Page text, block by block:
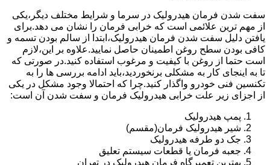
سفت شدن فرمان هیدرولیک در سرما و شرایط مختلف دیگر،یکی
از مهم ترین علائمی است که خرابی فرمان را نشان می دهد.برای
یافتن دلیل سفت شدن فرمان هیدرولیک،ابتدا از سالم بودن تسمه و
کافی بودن سطح روغن اطمینان حاصل نمایید.علاوه بر این،لازم
است حتما از روغن با کیفیت و مرغوب استفاده کنید.در صورتی که
تا به اینجای کار به مشکلی برنخوردید،باید ادامه بررسی ها را به
تکنسین فنی خودرو واگذار کنید.چرا که احتمالا وجود مشکل در یکی
از اجزای زیر علت خرابی هیدرولیک فرمان و سفت شدن آن است:
پمپ هیدرولیک
شیر هیدرولیک فرمان(مقسم)
جک دو طرفه هیدرولیک
جعبه فرمان یا قطعات سیستم تعلیق
بهترین تعمیرگاه فرمان هیدرولیک در تهران